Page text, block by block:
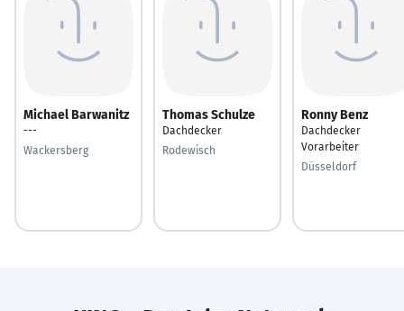
Michael Barwanitz
---
Wackersberg
Thomas Schulze
Dachdecker
Rodewisch
Ronny Benz
Dachdecker
Vorarbeiter
Düsseldorf